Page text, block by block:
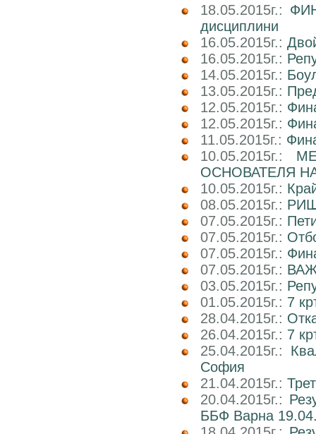
18.05.2015г.:
дисциплини
16.05.2015г.:
16.05.2015г.:
14.05.2015г.:
13.05.2015г.:
12.05.2015г.:
12.05.2015г.:
11.05.2015г.:
10.05.2015г.:
ОСНОВАТЕЛЯ
10.05.2015г.:
08.05.2015г.:
07.05.2015г.:
07.05.2015г.:
07.05.2015г.:
07.05.2015г.:
03.05.2015г.:
01.05.2015г.: 7
28.04.2015г.:
26.04.2015г.: 7
25.04.2015г.:
София
21.04.2015г.:
20.04.2015г.:
ББФ Варна